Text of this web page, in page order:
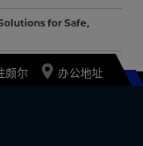
for Safe,
颇尔 办公地址